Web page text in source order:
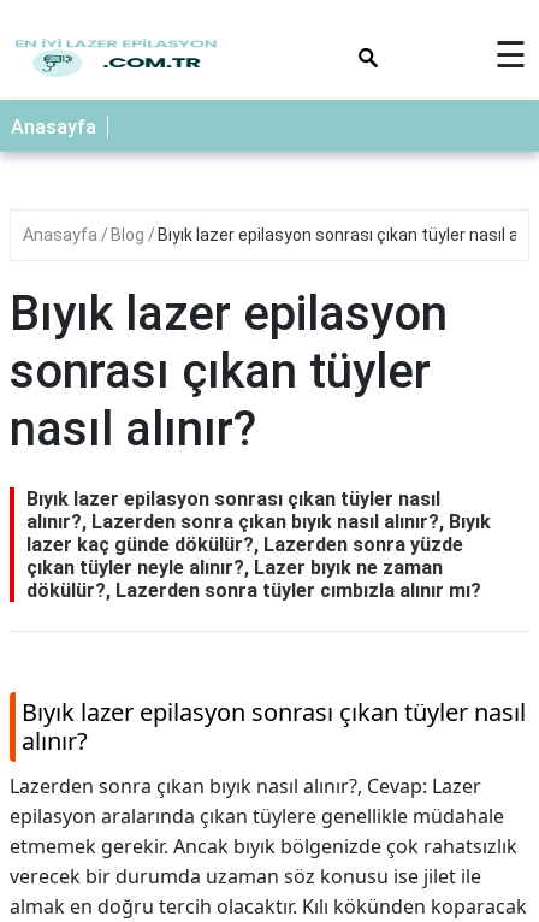
☰
Anasayfa
Anasayfa Blog Bıyık lazer epilasyon sonrası çıkan tüyler nasıl
Bıyık lazer epilasyon
sonrası çıkan tüyler
nasıl alınır?
Bıyık lazer epilasyon sonrası çıkan tüyler nasıl
alınır?, Lazerden sonra çıkan bıyık nasıl alınır?, Bıyık
lazer kaç günde dökülür?, Lazerden sonra yüzde
çıkan tüyler neyle alınır?, Lazer bıyık ne zaman
dökülür?, Lazerden sonra tüyler cımbızla alınır mı?
Bıyık lazer epilasyon sonrası çıkan tüyler nasıl
alınır?
Lazerden sonra çıkan bıyık nasıl alınır?, Cevap: Lazer
epilasyon aralarında çıkan tüylere genellikle müdahale
etmemek gerekir. Ancak bıyık bölgenizde çok rahatsızlık
verecek bir durumda uzaman söz konusu ise jilet ile
almak en doğru tercih olacaktır. Kılı kökünden koparacak